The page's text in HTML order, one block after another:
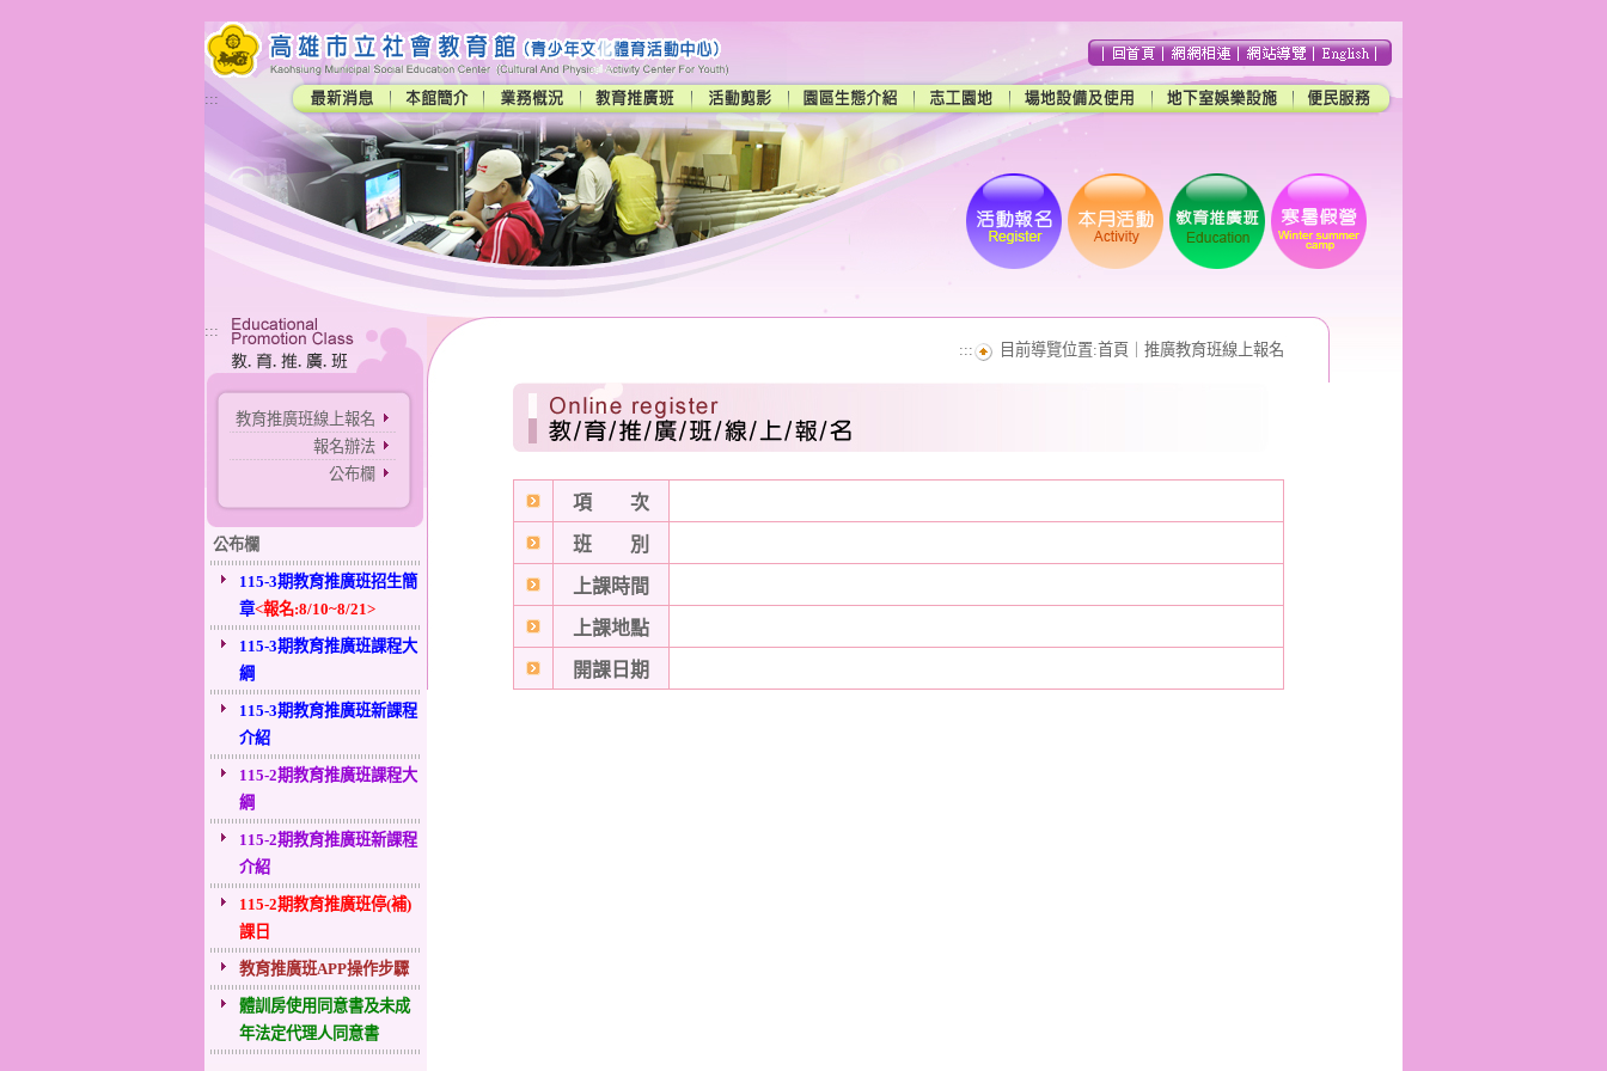
:::
:::
教育推廣班線上報名
報名辦法
公布欄
公布欄
115-3期教育推廣班招生簡
章<報名:8/10~8/21>
115-3期教育推廣班課程大
綱
115-3期教育推廣班新課程
介紹
115-2期教育推廣班課程大
綱
115-2期教育推廣班新課程
介紹
115-2期教育推廣班停(補)
課日
教育推廣班APP操作步驟
體訓房使用同意書及未成
年法定代理人同意書
::: 目前導覽位置:首頁 推廣教育班線上報名
項 次
班 別
上課時間
上課地點
開課日期